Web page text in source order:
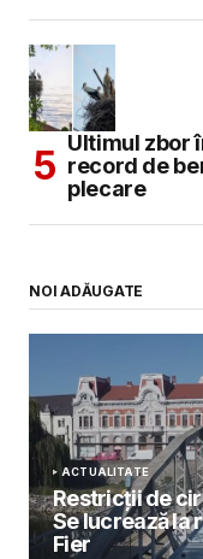
Ultimul zbor
record de
plecare
NOI ADĂUGATE
ACTUALITATE
Restricții de
Se lucrează la
Fier